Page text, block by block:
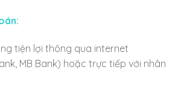
tiện lợi thông qua internet
MB Bank) hoặc trực tiếp với nhân